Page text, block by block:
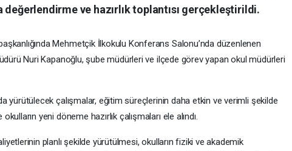
değerlendirme ve hazırlık toplantısı gerçekleştirildi.
Mehmetçik İlkokulu Konferans Salonu’nda düzenlenen
Nuri Kapanoğlu, şube müdürleri ve ilçede görev yapan okul müdürleri
yürütülecek çalışmalar, eğitim süreçlerinin daha etkin ve verimli şekilde
yeni döneme hazırlık çalışmaları ele alındı.
planlı şekilde yürütülmesi, okulların fiziki ve akademik